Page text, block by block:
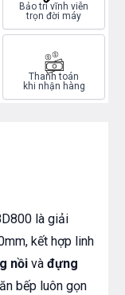
Bảo trì vĩnh viễn
trọn đời máy
Thanh toán
khi nhận hàng
là giải
kết hợp linh
nồi và đựng
bếp luôn gọn